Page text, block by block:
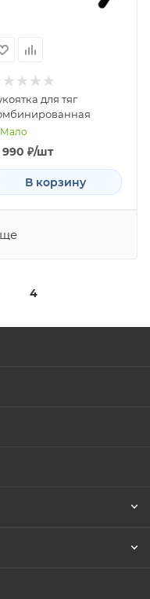
для тяг
Мало
990 ₽/шт
В корзину
4